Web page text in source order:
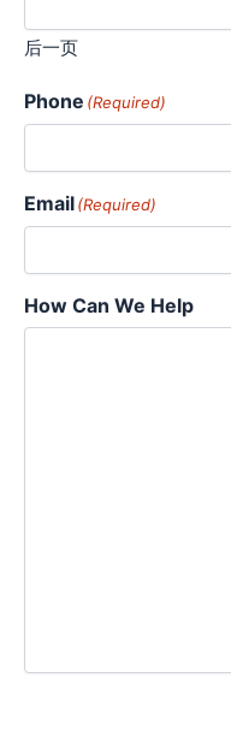
后一页
Phone (Required)
Email(Required)
How Can We Help